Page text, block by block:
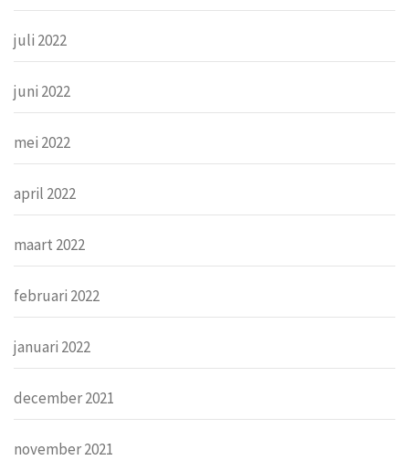
juli 2022
juni 2022
mei 2022
april 2022
maart 2022
februari 2022
januari 2022
december 2021
november 2021